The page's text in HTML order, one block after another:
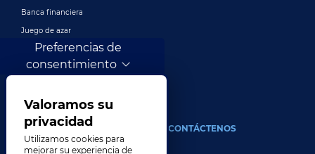
Banca financiera
Juego de azar
Entretenimiento
Publicidad y marketing digital
ACERCA DE CONTÁCTENOS
Preferencias de
consentimiento
Valoramos su
privacidad
Utilizamos cookies para
mejorar su experiencia de